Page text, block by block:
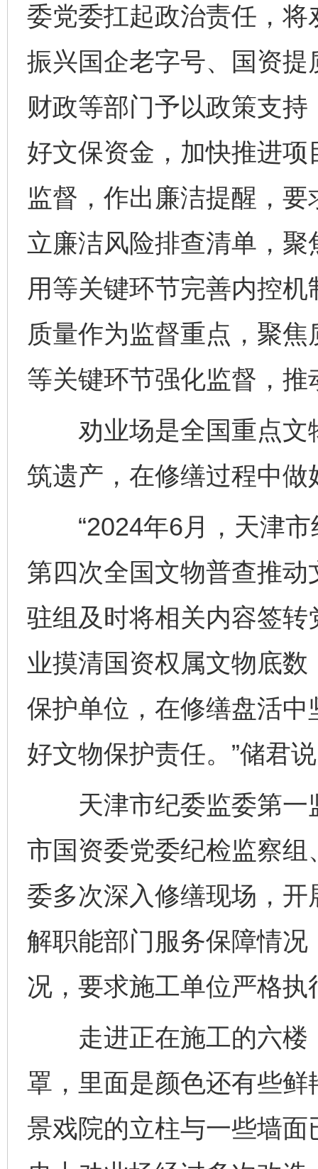
委党委扛起政治责任，
振兴国企老字号、国资
财政等部门予以政策支
好文保资金，加快推进
监督，作出廉洁提醒，
立廉洁风险排查清单，
用等关键环节完善内控
质量作为监督重点，聚
等关键环节强化监督，
劝业场是全国重点文
筑遗产，在修缮过程中
“2024年6月，天津市
第四次全国文物普查推
驻组及时将相关内容签
业摸清国资权属文物底
保护单位，在修缮盘活
好文物保护责任。”储君
天津市纪委监委第一
市国资委党委纪检监察
委多次深入修缮现场，
解职能部门服务保障情
况，要求施工单位严格
走进正在施工的六楼
罩，里面是颜色还有些
景戏院的立柱与一些墙